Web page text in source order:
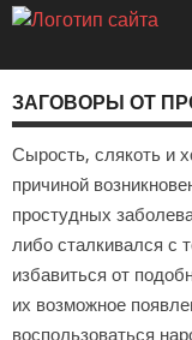
ЗАГОВОРЫ ОТ
Сырость, слякоть и
причиной
простудных
либо сталкивался с
избавиться от
их возможное